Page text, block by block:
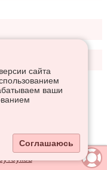
сайта
ваши
Соглашаюсь